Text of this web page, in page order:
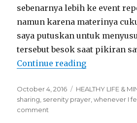
sebenarnya lebih ke event
namun karena materinya
saya putuskan untuk
tersebut besok saat pikiran
Continue reading“Whenever I
Posted
on
October 4, 2016 Categories
HEALTHY LIFE &
sharing, serenity prayer,whenever I
comment